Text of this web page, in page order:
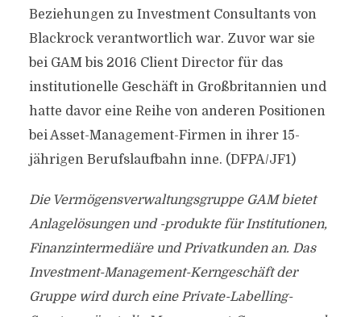
Beziehungen zu Investment Consultants von
Blackrock verantwortlich war. Zuvor war sie
bei GAM bis 2016 Client Director für das
institutionelle Geschäft in Großbritannien und
hatte davor eine Reihe von anderen Positionen
bei Asset-Management-Firmen in ihrer 15-
jährigen Berufslaufbahn inne. (DFPA/JF1)
Die Vermögensverwaltungsgruppe GAM bietet
Anlagelösungen und -produkte für Institutionen,
Finanzintermediäre und Privatkunden an. Das
Investment-Management-Kerngeschäft der
Gruppe wird durch eine Private-Labelling-